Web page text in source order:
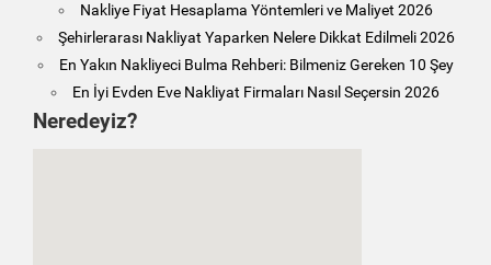
Nakliye Fiyat Hesaplama Yöntemleri ve Maliyet 2026
Şehirlerarası Nakliyat Yaparken Nelere Dikkat Edilmeli 2026
En Yakın Nakliyeci Bulma Rehberi: Bilmeniz Gereken 10 Şey
En İyi Evden Eve Nakliyat Firmaları Nasıl Seçersin 2026
Neredeyiz?